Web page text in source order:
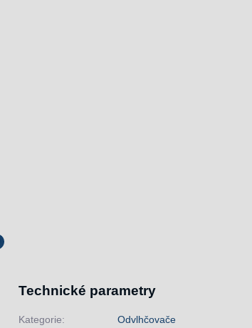
Technické parametry
Kategorie: Odvlhčovače